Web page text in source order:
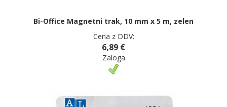
Bi-Office Magnetni trak, 10 mm x 5 m, zelen
Cena z DDV:
6,89 €
Zaloga